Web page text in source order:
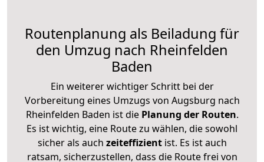
Routenplanung als Beiladung für
den Umzug nach Rheinfelden
Baden
Ein weiterer wichtiger Schritt bei der
Vorbereitung eines Umzugs von Augsburg nach
Rheinfelden Baden ist diePlanung der Routen.
Es ist wichtig, eine Route zu wählen, die sowohl
sicher als auch zeiteffizientist. Es ist auch
ratsam, sicherzustellen, dass die Route frei von